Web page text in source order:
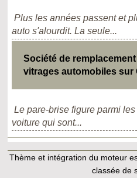
Plus les années passent et
auto s'alourdit. La seule...
Société de
vitrages automobiles sur
Le pare-brise figure parmi
voiture qui sont...
Thème et intégration du moteur
classée de